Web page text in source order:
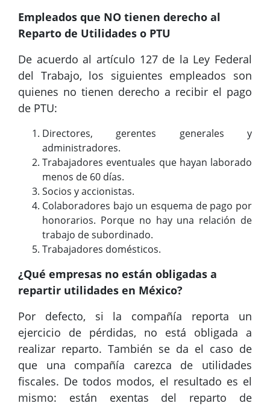
Empleados que NO tienen derecho al
Reparto de Utilidades o PTU
De acuerdo al artículo 127 de la Ley Federal
del Trabajo, los siguientes empleados son
quienes no tienen derecho a recibir el pago
de PTU:
Directores, gerentes generales y
administradores.
Trabajadores eventuales que hayan laborado
menos de 60 días.
Socios y accionistas.
Colaboradores bajo un esquema de pago por
honorarios. Porque no hay una relación de
trabajo de subordinado.
Trabajadores domésticos.
¿Qué empresas no están obligadas a
repartir utilidades en México?
Por defecto, si la compañía reporta un
ejercicio de pérdidas, no está obligada a
realizar reparto. También se da el caso de
que una compañía carezca de utilidades
fiscales. De todos modos, el resultado es el
mismo: están exentas del reparto de